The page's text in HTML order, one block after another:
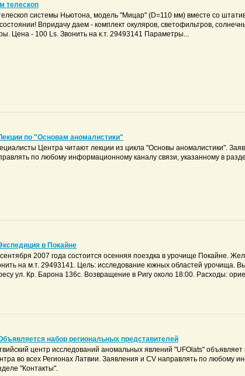
телескоп
системы Ньютона, модель "Мицар" (D=110 мм) вместе со
Впридачу даем - комплект окуляров, светофильтров,
Цена - 100 Ls. Звонить на к.т. 29493141 Параметры...
по "Основам аномалистики"
Центра читают лекции из цикла "Основы аномалистики".
по любому информационному каналу связи, указанному в
в Покайне
2007 года состоится осенняя поездка в урочище Покайне.
на м.т. 29493141. Цель: исследование южных областей урочища.
ул. Кр. Барона 136с. Возвращение в Ригу около 18:00. Расходы:
набор региональных представителей
центр исследований аномальных явлений "UFOlats"
во всех Регионах Латвии. Заявления и CV направлять по любому
"Контакты".